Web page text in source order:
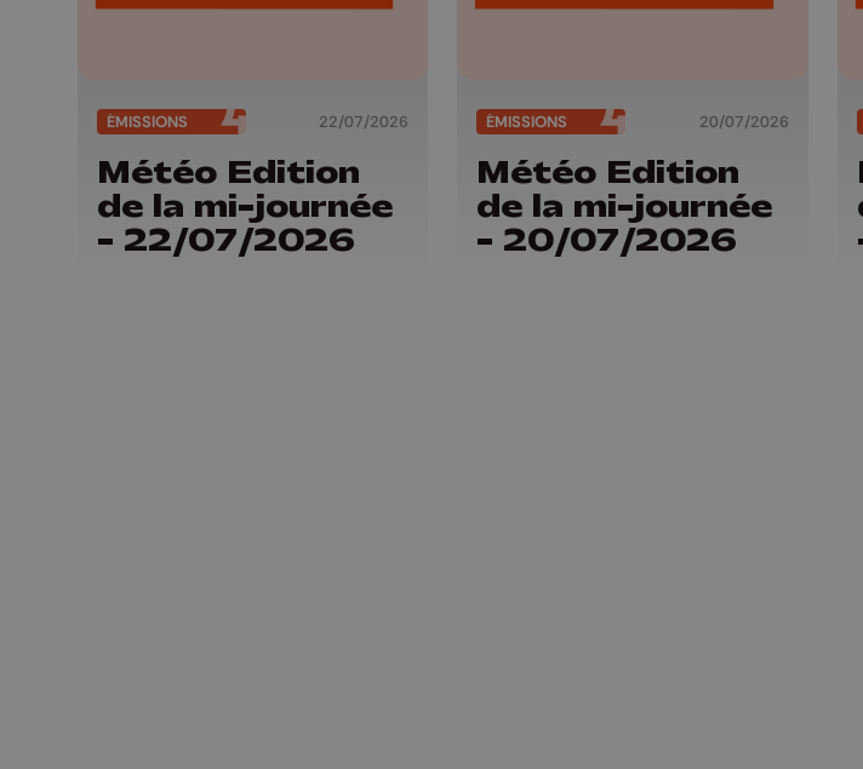
ÉMISSIONS 22/07/2026
Météo Edition
de la mi-journée
- 22/07/2026
ÉMISSIONS 20/07/2026
Météo Edition
de la mi-journée
- 20/07/2026